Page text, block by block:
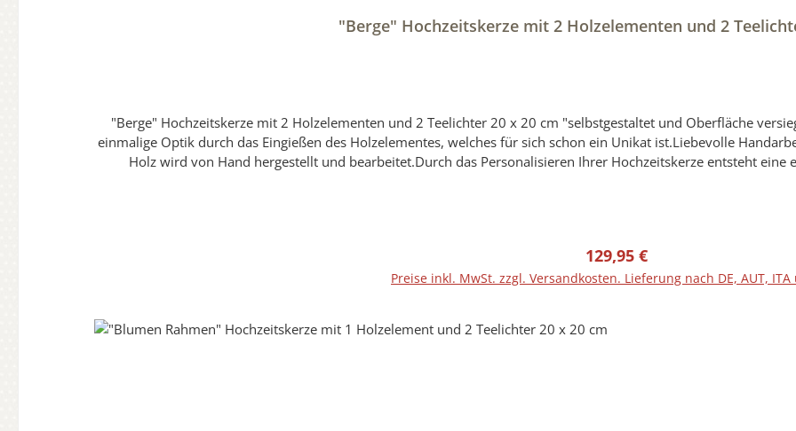
"Berge" Hochzeitskerze mit 2 Holzelementen und 2
"Berge" Hochzeitskerze mit 2 Holzelementen und 2 Teelichter 20 x 20 cm "selbstgestaltet und Oberfläche versiegelt "Hochzeitskerze mit Holzelement aus Stearin.Eine
einmalige Optik durch das Eingießen des Holzelementes, welches für sich schon ein Unikat ist.Liebevolle
Holz wird von Hand hergestellt und bearbeitet.Durch das Personalisieren Ihrer Hochzeitskerze entsteht eine
nicht Bestandteil der Bestellung.Hersteller-Artikel-Nr.:
Regulärer Preis:
129,95 €
Preise inkl. MwSt. zzgl. Versandkosten. Lieferung nach DE, AUT, ITA